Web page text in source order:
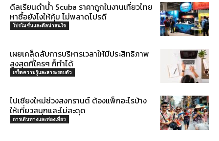
ดีลเรียนดำน้ำ Scuba ราคาถูกในงานเที่ยวไทย
หาซื้อยังไงให้คุ้ม ไม่พลาดโปรดี
โปรโมชั่นและดีลน่าสนใจ
เผยเคล็ดลับการบริหารเวลาให้มีประสิทธิภาพ
สูงสุดที่ใครๆ ก็ทำได้
เกร็ดความรู้และสาระรอบตัว
ไปเชียงใหม่ช่วงสงกรานต์ ต้องแพ็กอะไรบ้าง
ให้เที่ยวสนุกและไม่สะดุด
การเดินทางและท่องเที่ยว